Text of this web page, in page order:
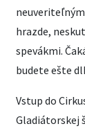
hrazde,
spevákmi.
budete ešte
Vstup do
Gladiátorskej